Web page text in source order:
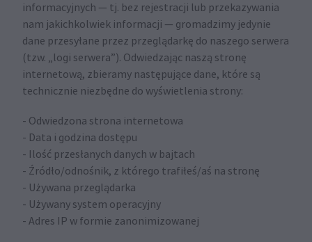
informacyjnych — tj. bez rejestracji lub przekazywania
nam jakichkolwiek informacji — gromadzimy jedynie
dane przesyłane przez przeglądarkę do naszego serwera
(tzw. „logi serwera”). Odwiedzając naszą stronę
internetową, zbieramy następujące dane, które są
technicznie niezbędne do wyświetlenia strony:
- Odwiedzona strona internetowa
- Data i godzina dostępu
- Ilość przesłanych danych w bajtach
- Źródło/odnośnik, z którego trafiłeś/aś na stronę
- Używana przeglądarka
- Używany system operacyjny
- Adres IP w formie zanonimizowanej